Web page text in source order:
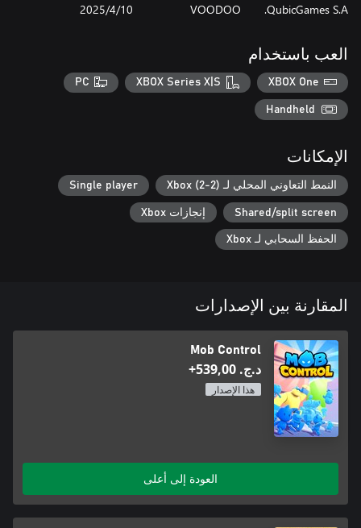
- العب في وضع اللعب الجماعي المحلي مع صديق وأطلق النار على
- استخدم البوابات المضاعفة أو تعزيزات السرعة بشكل استراتيجي
- فتح ورفع مستوى المدافع المختلفة والأبطال الخارقين والغوغاء
اجمع جيشك، واستغل قوة البطاقات القابلة للتحصيل، وكن بطل الدفاع
عن البرج الذي ولدت من أجله!
QubicGames S.A.
VOODOO
10‏/4‏/2025
العب باستخدام
XBOX One
XBOX Series X|S
PC
Handheld
الإمكانات
النمط التعاوني المحلي لـ Xbox (2-2) Single player
Shared/split screen إنجازات Xbox
الحفظ السحابي لـ Xbox
المقارنة بين الإصدارات
Mob Control
د.ج.‏ 539,00+
هذا الإصدار
العودة إلى أعلى